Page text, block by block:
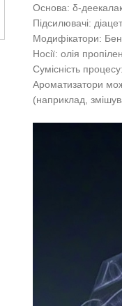
Основа: δ-
Підсилювачі:
Модифікатори:
Носії: олія
Сумісність процесу:
Ароматизатори
(наприклад,